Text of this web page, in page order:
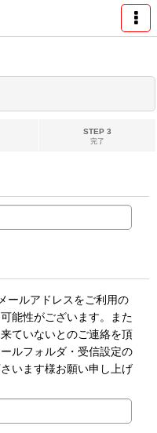
STEP 3
完了
ールアドレスをご利用の
能性がございます。また
ていないとのご連絡を頂
ルフォルダ・受信設定の
います様お願い申し上げ